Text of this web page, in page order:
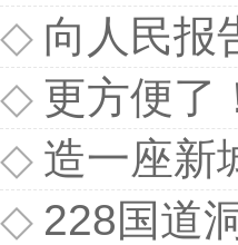
◇ 向人民报
◇ 更方便了
◇ 造一座新
◇ 228国道